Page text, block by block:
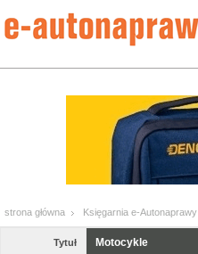
strona główna Księgarnia e-Autonaprawy
Tytuł Motocykle